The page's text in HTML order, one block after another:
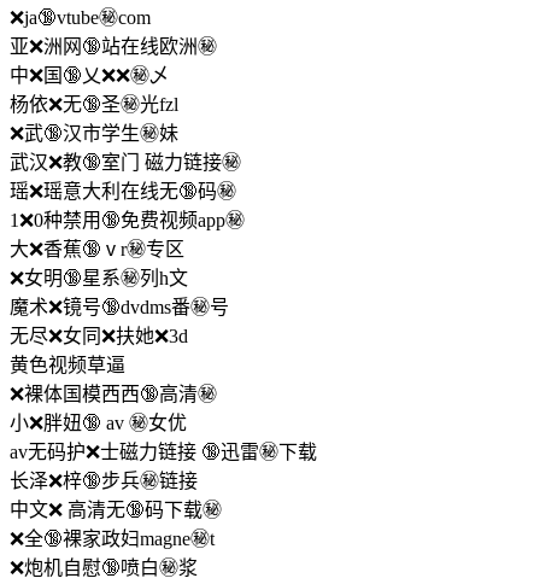
❌ja🔞vtube㊙️com
亚❌洲网🔞站在线欧洲㊙️
中❌国🔞乂❌❌㊙️乄
杨依❌无🔞圣㊙️光fzl
❌武🔞汉市学生㊙️妹
武汉❌教🔞室门 磁力链接㊙️
瑶❌瑶意大利在线无🔞码㊙️
1❌0种禁用🔞免费视频app㊙️
大❌香蕉🔞ⅴr㊙️专区
❌女明🔞星系㊙️列h文
魔术❌镜号🔞dvdms番㊙️号
无尽❌女同❌扶她❌3d
黄色视频草逼
❌裸体国模西西🔞高清㊙️
小❌胖妞🔞 av ㊙️女优
av无码护❌士磁力链接 🔞迅雷㊙️下载
长泽❌梓🔞步兵㊙️链接
中文❌ 高清无🔞码下载㊙️
❌全🔞裸家政妇magne㊙️t
❌炮机自慰🔞喷白㊙️浆